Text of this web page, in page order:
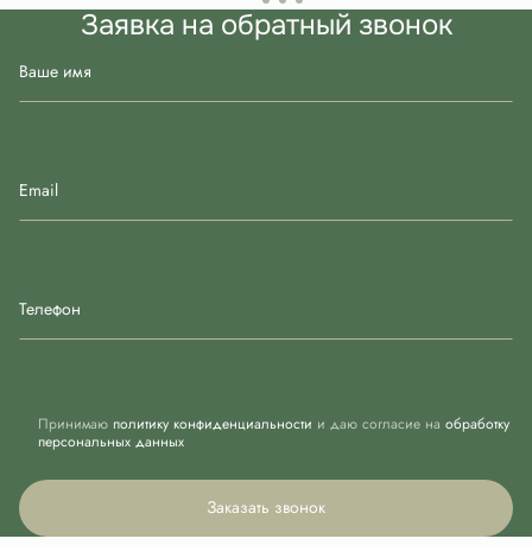
Заявка на обратный звонок
Ваше имя
Email
Телефон
Принимаю политику конфиденциальности и даю согласие на обработку
персональных данных
Заказать звонок